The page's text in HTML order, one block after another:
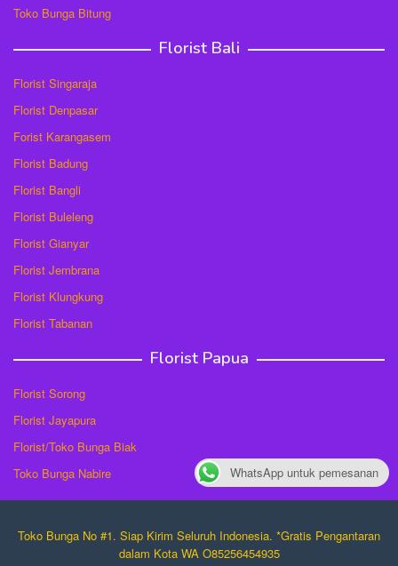
Toko Bunga Bitung
Florist Bali
Florist Singaraja
Florist Denpasar
Forist Karangasem
Florist Badung
Florist Bangli
Florist Buleleng
Florist Gianyar
Florist Jembrana
Florist Klungkung
Florist Tabanan
Florist Papua
Florist Sorong
Florist Jayapura
Florist/Toko Bunga Biak
Toko Bunga Nabire
Toko Bunga No #1. Siap Kirim Seluruh Indonesia. *Gratis Pengantaran
dalam Kota WA O85256454935
WhatsApp untuk pemesanan